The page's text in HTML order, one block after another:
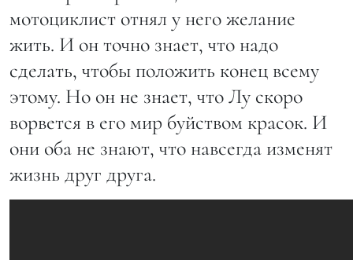
мотоциклист отнял у него желание
жить. И он точно знает, что надо
сделать, чтобы положить конец всему
этому. Но он не знает, что Лу скоро
ворвется в его мир буйством красок. И
они оба не знают, что навсегда изменят
жизнь друг друга.